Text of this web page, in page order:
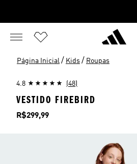
Página Inicial / Kids / Roupas
4.8 (48)
VESTIDO FIREBIRD
Preço
R$299,99